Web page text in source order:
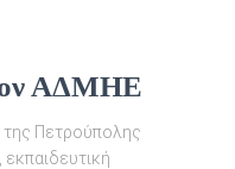
ΑΔΜΗΕ
της Πετρούπολης